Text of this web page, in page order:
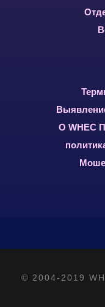
О WHEC
© 2004-2019